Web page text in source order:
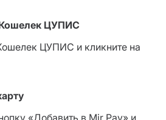
ЦУПИС
ЦУПИС и кликните на
«Добавить в Mir Pay» и